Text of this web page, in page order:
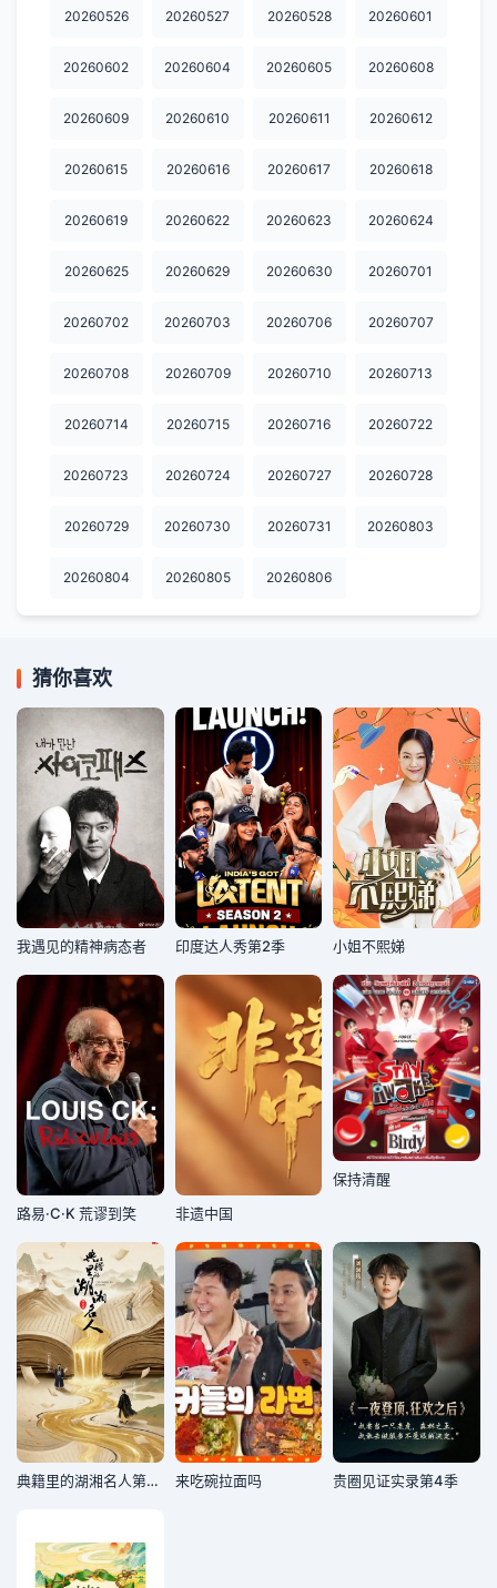
20260526 20260527 20260528 20260601
20260602 20260604 20260605 20260608
20260609 20260610 20260611 20260612
20260615 20260616 20260617 20260618
20260619 20260622 20260623 20260624
20260625 20260629 20260630 20260701
20260702 20260703 20260706 20260707
20260708 20260709 20260710 20260713
20260714 20260715 20260716 20260722
20260723 20260724 20260727 20260728
20260729 20260730 20260731 20260803
20260804 20260805 20260806
猜你喜欢
我遇见的精神病态者 印度达人秀第2季 小姐不熙娣
路易·C·K 荒谬到笑 非遗中国
保持清醒
典籍里的湖湘名人第二季 来吃碗拉面吗 贵圈见证实录第4季